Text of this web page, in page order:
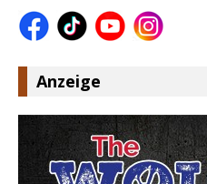
Anzeige